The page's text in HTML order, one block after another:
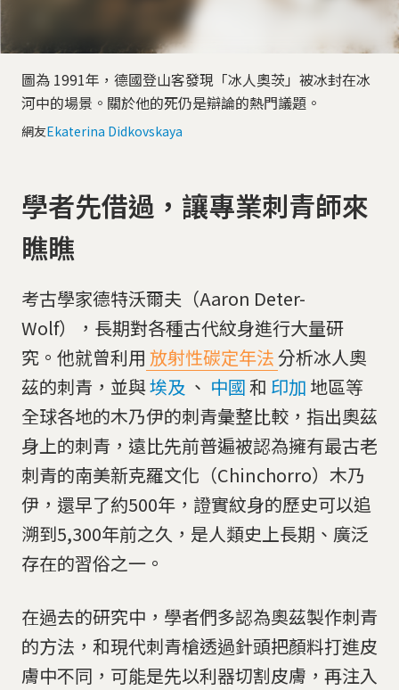
圖為 1991年，德國登山客發現「冰人奧茨」被冰封在冰
河中的場景。關於他的死仍是辯論的熱門議題。
網友Ekaterina Didkovskaya
學者先借過，讓專業刺青師來
瞧瞧
考古學家德特沃爾夫（Aaron Deter-
Wolf），長期對各種古代紋身進行大量研
究。他就曾利用 放射性碳定年法分析冰人奧
茲的刺青，並與埃及 、 中國和 印加 地區等
全球各地的木乃伊的刺青彙整比較，指出奧茲
身上的刺青，遠比先前普遍被認為擁有最古老
刺青的南美新克羅文化（Chinchorro）木乃
伊，還早了約500年，證實紋身的歷史可以追
溯到5,300年前之久，是人類史上長期、廣泛
存在的習俗之一。
在過去的研究中，學者們多認為奧茲製作刺青
的方法，和現代刺青槍透過針頭把顏料打進皮
膚中不同，可能是先以利器切割皮膚，再注入